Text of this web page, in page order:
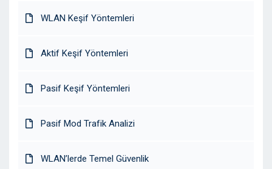
WLAN Keşif Yöntemleri
Aktif Keşif Yöntemleri
Pasif Keşif Yöntemleri
Pasif Mod Trafik Analizi
WLAN’lerde Temel Güvenlik